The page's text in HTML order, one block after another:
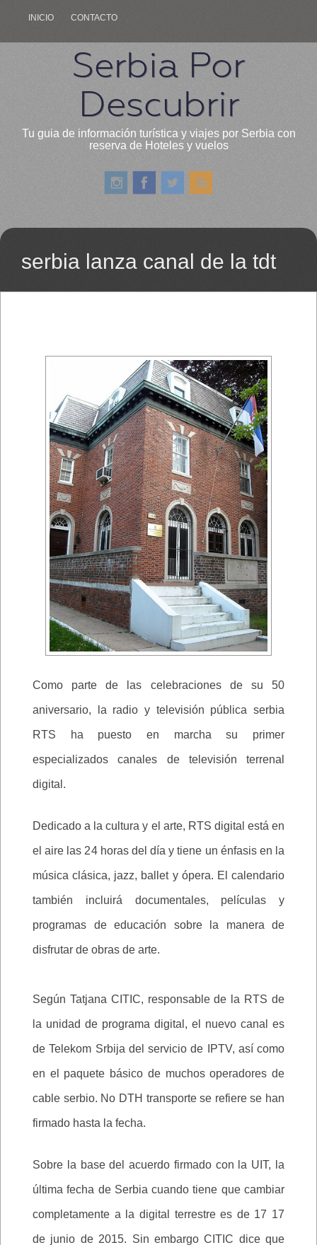
INICIO CONTACTO
Serbia Por
Descubrir
Tu guia de información turística y viajes por Serbia con
reserva de Hoteles y vuelos
serbia lanza canal de la tdt
Como parte de las celebraciones de su 50
aniversario, la radio y televisión pública serbia
RTS ha puesto en marcha su primer
especializados canales de televisión terrenal
digital.
Dedicado a la cultura y el arte, RTS digital está en
el aire las 24 horas del día y tiene un énfasis en la
música clásica, jazz, ballet y ópera. El calendario
también incluirá documentales, películas y
programas de educación sobre la manera de
disfrutar de obras de arte.
Según Tatjana CITIC, responsable de la RTS de
la unidad de programa digital, el nuevo canal es
de Telekom Srbija del servicio de IPTV, así como
en el paquete básico de muchos operadores de
cable serbio. No DTH transporte se refiere se han
firmado hasta la fecha.
Sobre la base del acuerdo firmado con la UIT, la
última fecha de Serbia cuando tiene que cambiar
completamente a la digital terrestre es de 17 17
de junio de 2015. Sin embargo CITIC dice que